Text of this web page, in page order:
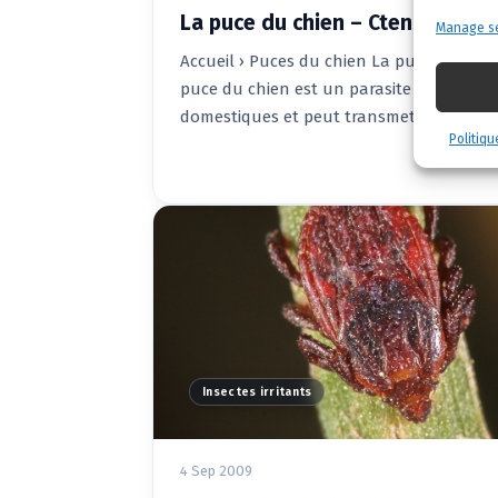
Manage
La puce du chien –
Accueil › Puces du chien La puce du
puce du chien est un parasite
domestiques et peut transmettre des
Insectes irritants
4 Sep 2009